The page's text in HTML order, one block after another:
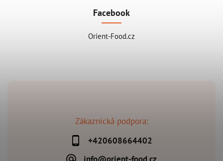
Zákaznická podpora:
+420608664402
Facebook
Orient-Food.cz